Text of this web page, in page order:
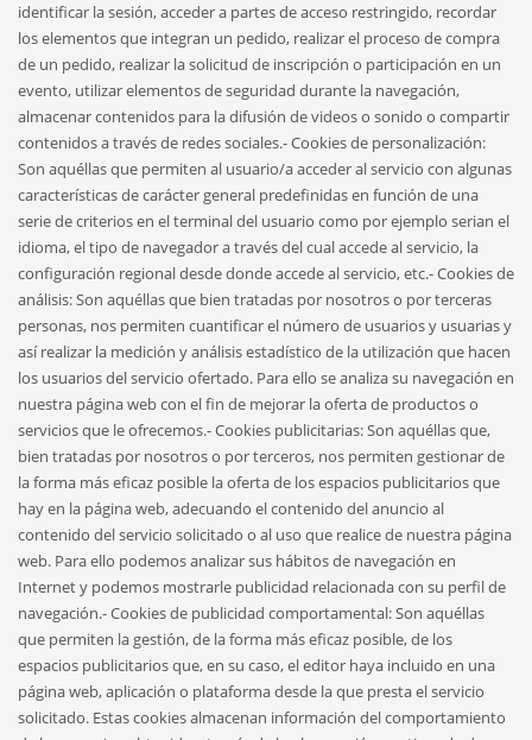
identificar la sesión, acceder a partes de acceso restringido, recordar
los elementos que integran un pedido, realizar el proceso de compra
de un pedido, realizar la solicitud de inscripción o participación en un
evento, utilizar elementos de seguridad durante la navegación,
almacenar contenidos para la difusión de videos o sonido o compartir
contenidos a través de redes sociales.- Cookies de personalización:
Son aquéllas que permiten al usuario/a acceder al servicio con algunas
características de carácter general predefinidas en función de una
serie de criterios en el terminal del usuario como por ejemplo serian el
idioma, el tipo de navegador a través del cual accede al servicio, la
configuración regional desde donde accede al servicio, etc.- Cookies de
análisis: Son aquéllas que bien tratadas por nosotros o por terceras
personas, nos permiten cuantificar el número de usuarios y usuarias y
así realizar la medición y análisis estadístico de la utilización que hacen
los usuarios del servicio ofertado. Para ello se analiza su navegación en
nuestra página web con el fin de mejorar la oferta de productos o
servicios que le ofrecemos.- Cookies publicitarias: Son aquéllas que,
bien tratadas por nosotros o por terceros, nos permiten gestionar de
la forma más eficaz posible la oferta de los espacios publicitarios que
hay en la página web, adecuando el contenido del anuncio al
contenido del servicio solicitado o al uso que realice de nuestra página
web. Para ello podemos analizar sus hábitos de navegación en
Internet y podemos mostrarle publicidad relacionada con su perfil de
navegación.- Cookies de publicidad comportamental: Son aquéllas
que permiten la gestión, de la forma más eficaz posible, de los
espacios publicitarios que, en su caso, el editor haya incluido en una
página web, aplicación o plataforma desde la que presta el servicio
solicitado. Estas cookies almacenan información del comportamiento